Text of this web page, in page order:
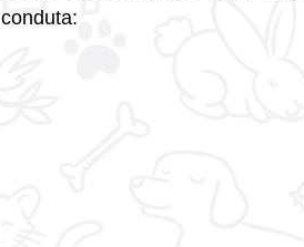
conduta: